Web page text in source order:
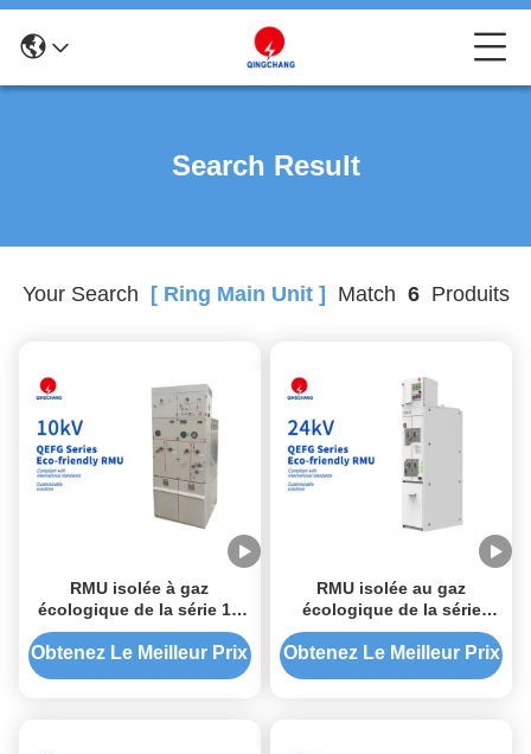
Search Result
Your Search [ Ring Main Unit ] Match 6Produits
RMU isolée à gaz
écologique de la série 10
kV QEFG
Obtenez Le Meilleur Prix
RMU isolée au gaz
écologique de la série
QEFG de 24 kV
Obtenez Le Meilleur Prix